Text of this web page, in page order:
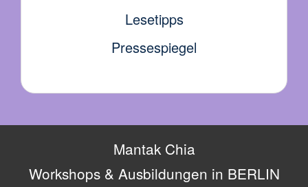
Lesetipps
Pressespiegel
Mantak Chia
Workshops & Ausbildungen in BERLIN